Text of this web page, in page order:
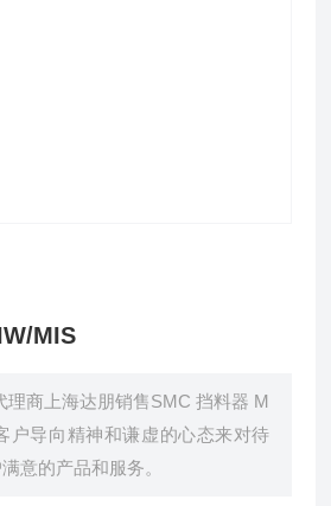
MIS
理商上海达朋销售SMC 挡料器 M
户导向精神和谦虚的心态来对待
意的产品和服务。